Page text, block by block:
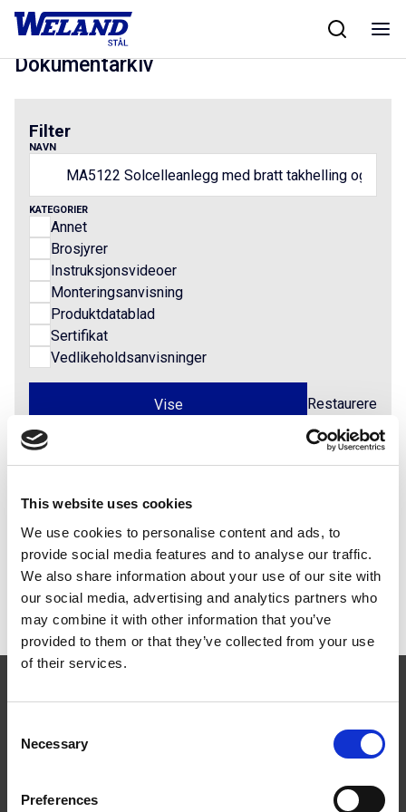
This website uses cookies
We use cookies to personalise content and ads, to
provide social media features and to analyse our traffic.
We also share information about your use of our site with
our social media, advertising and analytics partners who
may combine it with other information that you’ve
provided to them or that they’ve collected from your use
of their services.
Selection
Necessary
Preferences
Skip
Hjem/Results for MA5122 Solcelleanlegg med bratt takhelling og
liggende paneler
Dokumentarkiv
Filter
NAVN
KATEGORIER
Annet
Brosjyrer
Instruksjonsvideoer
Monteringsanvisning
Produktdatablad
Sertifikat
Vedlikeholdsanvisninger
Restaurere
Dokumenter
PDF Monteringsanvisning
MA5122 Solcelleanlegg med bratt takhelling og liggende
paneler